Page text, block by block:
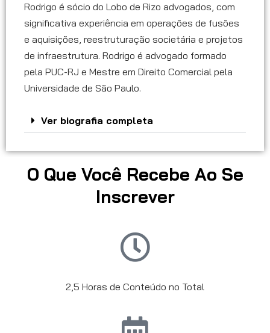
Rodrigo é sócio do Lobo de Rizo advogados, com
significativa experiência em operações de fusões
e aquisições, reestruturação societária e projetos
de infraestrutura. Rodrigo é advogado formado
pela PUC-RJ e Mestre em Direito Comercial pela
Universidade de São Paulo.
Ver biografia completa
O Que Você Recebe Ao Se
Inscrever
2,5 Horas de Conteúdo no Total